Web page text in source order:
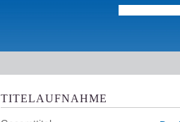
TITELAUFNAHME